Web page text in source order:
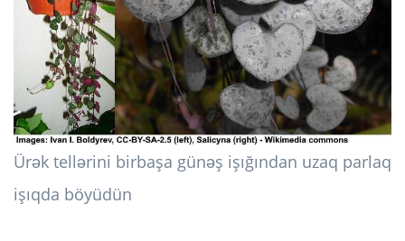
Ürək tellərini birbaşa günəş işığından uzaq parlaq
işıqda böyüdün